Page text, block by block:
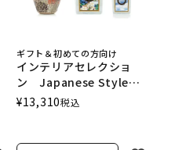
ギフト＆初めての方向け
インテリアセレクショ
ン Japanese Style
ASHLEIGH&BURWOOD
（アシュレイアンドバー
¥13,310税込